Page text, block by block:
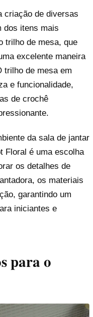
criação de diversas
dos itens mais
trilho de mesa, que
excelente maneira
trilho de mesa em
e funcionalidade,
de crochê
da sala de jantar
Floral é uma escolha
os detalhes de
os materiais
garantindo um
iniciantes e
para o